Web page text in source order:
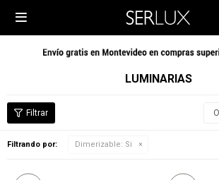

LUMINARIAS
Filtrando por: Dimerizable: Si